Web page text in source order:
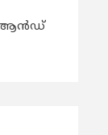
ആന്‍ഡ്